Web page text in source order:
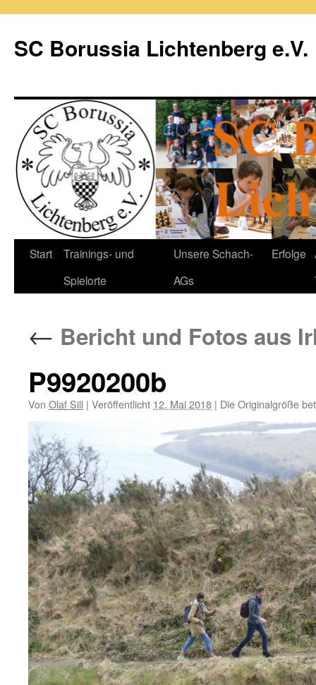
springen
SC Borussia Lichtenberg e.V.
Start
Trainings- und
Spielorte
Unsere Schach-
AGs
Erfolge
← Bericht und Fotos aus
P9920200b
Von Olaf Sill | Veröffentlicht 12. Mai 2018 | Die Originalgröße